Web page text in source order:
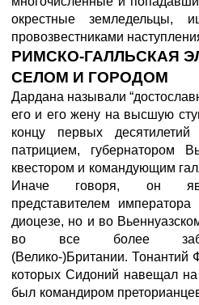
окрестные земледельцы,
провозвестниками
РИМСКО-ГАЛЛЬСКАЯ
СЕЛОМ И ГОРОДОМ
Дардана называли
его и его жену на высшую
концу первых
патрицием, губернатором
квестором и командующим
Иначе говоря, он
представителем
диоцезе, но и во
во все более
(Велико-)Британии. Тонантий
которых Сидоний навещал на
был командиром